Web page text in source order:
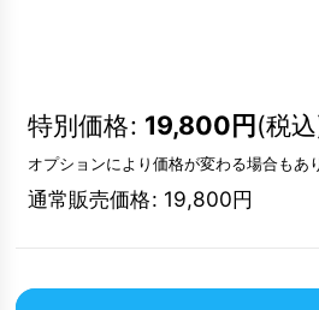
特別価格: 19,800円(税
オプションにより価格が変わる場合もあ
通常販売価格: 19,800円